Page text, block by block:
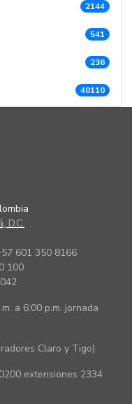
2144
541
236
40110
D.C.
601 350 8166
100
a 6:00 p.m. jornada
Claro y Tigo)
extensiones 2334